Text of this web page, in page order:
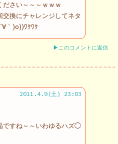
ださい～～～ｗｗｗ
交換にチャレンジしてネタ
｀)o))ﾜｸﾜｸ
▶このコメントに返信
2011.4.9(土) 23:03
ですね～～いわゆるハズ◯